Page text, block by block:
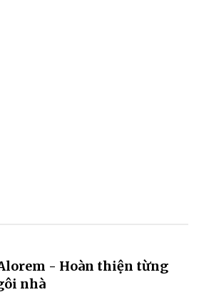
- Hoàn thiện từng
nhà